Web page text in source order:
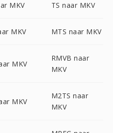
MKV TS naar MKV
MKV MTS naar MKV
MKV
RMVB naar
MKV
MKV
M2TS naar
MKV